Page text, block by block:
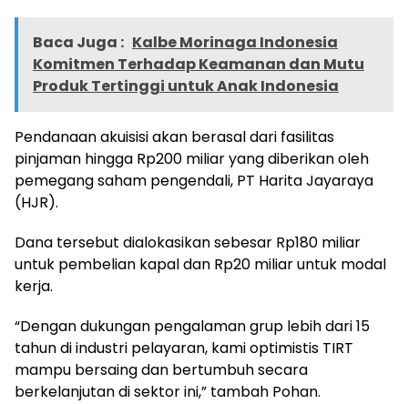
Baca Juga : Kalbe Morinaga Indonesia
Komitmen Terhadap Keamanan dan Mutu
Produk Tertinggi untuk Anak Indonesia
Pendanaan akuisisi akan berasal dari fasilitas
pinjaman hingga Rp200 miliar yang diberikan oleh
pemegang saham pengendali, PT Harita Jayaraya
(HJR).
Dana tersebut dialokasikan sebesar Rp180 miliar
untuk pembelian kapal dan Rp20 miliar untuk modal
kerja.
“Dengan dukungan pengalaman grup lebih dari 15
tahun di industri pelayaran, kami optimistis TIRT
mampu bersaing dan bertumbuh secara
berkelanjutan di sektor ini,” tambah Pohan.